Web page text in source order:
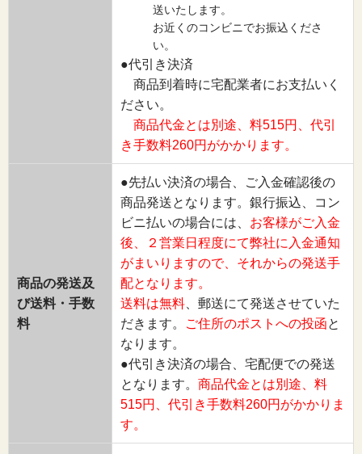
送いたします。
お近くのコンビニでお振込くださ
い。
●代引き決済
商品到着時に宅配業者にお支払いく
ださい。
商品代金とは別途、料515円、代引
き手数料260円がかかります。
商品の発送及
び送料・手数
料
●先払い決済の場合、ご入金確認後の
商品発送となります。銀行振込、コン
ビニ払いの場合には、 お客様がご入金
後、２営業日程度にて弊社に入金通知
がまいりますので、それからの発送手
配となります。
送料は無料 、郵送にて発送させていた
だきます。
ご住所のポストへの投函と
なります。
●代引き決済の場合、宅配便での発送
となります。 商品代金とは別途、料
515円、代引き手数料260円がかかりま
す。